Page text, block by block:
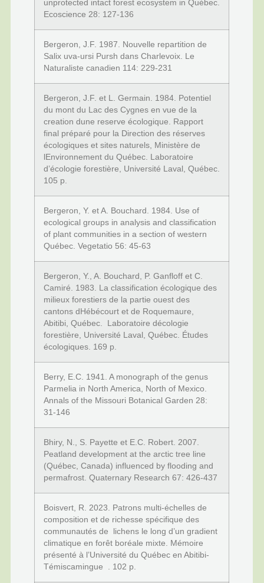
unprotected intact forest ecosystem in Québec.
Ecoscience 28: 127-136
Bergeron, J.F. 1987. Nouvelle repartition de
Salix uva-ursi Pursh dans Charlevoix. Le
Naturaliste canadien 114: 229-231
Bergeron, J.F. et L. Germain. 1984. Potentiel
du mont du Lac des Cygnes en vue de la
creation dune reserve écologique. Rapport
final préparé pour la Direction des réserves
écologiques et sites naturels, Ministère de
lEnvironnement du Québec. Laboratoire
d’écologie forestière, Université Laval, Québec.
105 p.
Bergeron, Y. et A. Bouchard. 1984. Use of
ecological groups in analysis and classification
of plant communities in a section of western
Québec. Vegetatio 56: 45-63
Bergeron, Y., A. Bouchard, P. Ganfloff et C.
Camiré. 1983. La classification écologique des
milieux forestiers de la partie ouest des
cantons dHébécourt et de Roquemaure,
Abitibi, Québec. Laboratoire décologie
forestière, Université Laval, Québec. Études
écologiques. 169 p.
Berry, E.C. 1941. A monograph of the genus
Parmelia in North America, North of Mexico.
Annals of the Missouri Botanical Garden 28:
31-146
Bhiry, N., S. Payette et E.C. Robert. 2007.
Peatland development at the arctic tree line
(Québec, Canada) influenced by flooding and
permafrost. Quaternary Research 67: 426-437
Boisvert, R. 2023. Patrons multi-échelles de
composition et de richesse spécifique des
communautés de lichens le long d’un gradient
climatique en forêt boréale mixte. Mémoire
présenté à l’Université du Québec en Abitibi-
Témiscamingue . 102 p.